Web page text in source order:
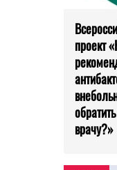
проект
врачу?»